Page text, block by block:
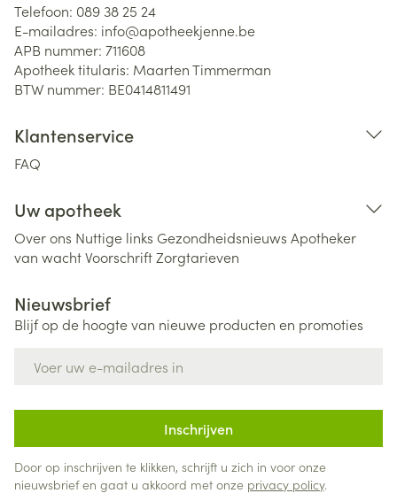
Telefoon: 089 38 25 24
E-mailadres: info@apotheekjenne.be
APB nummer: 711608
Apotheek titularis: Maarten Timmerman
BTW nummer: BE0414811491
Klantenservice
FAQ
Uw apotheek
Over ons Nuttige links Gezondheidsnieuws Apotheker
van wachtVoorschriftZorgtarieven
Nieuwsbrief
Blijf op de hoogte van nieuwe producten en promoties
Inschrijven
Door op inschrijven te klikken, schrijft u zich in voor onze
nieuwsbrief en gaat u akkoord met onze privacy policy.